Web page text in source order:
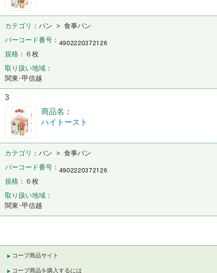
カテゴリ
パン > 食事パン
バーコード番号
規格
６枚
取り扱い地域
関東･甲信越
3
商品名
ハイトースト
カテゴリ
パン > 食事パン
バーコード番号
規格
６枚
取り扱い地域
関東･甲信越
コープ商品サイト
コープ商品を購入するには